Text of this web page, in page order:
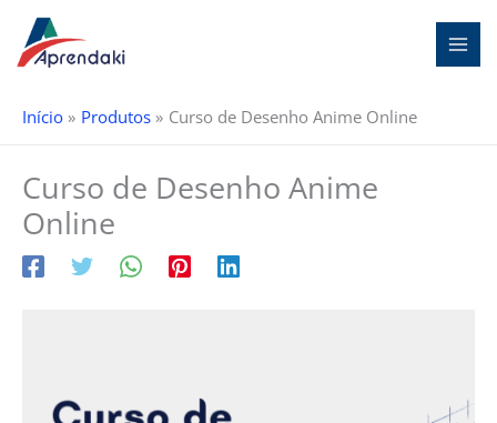
para
Início
Produtos Curso de Desenho Anime Online
Curso de Desenho Anime
Online